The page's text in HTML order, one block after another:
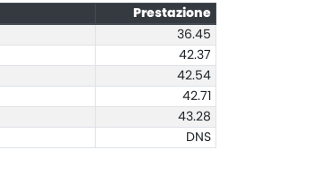
Prestazione
36.45
42.37
42.54
42.71
43.28
DNS